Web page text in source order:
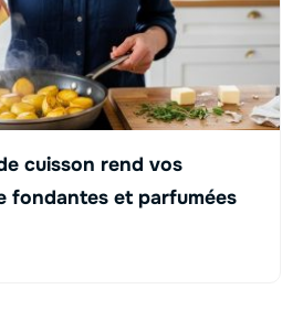
cuisson rend vos
fondantes et parfumées